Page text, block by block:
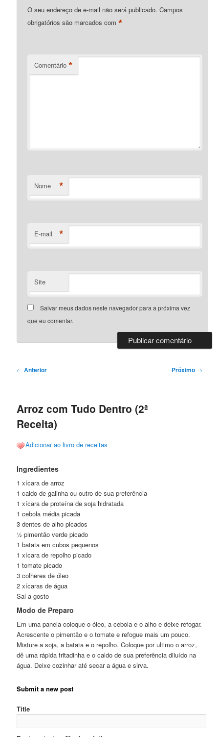
O seu endereço de e-mail não será publicado. Campos
obrigatórios são marcados com*
Comentário *
Nome *
E-mail *
Site
Salvar meus dados neste navegador para a próxima vez
que eu comentar.
Navegação
← Anterior Próximo →
Arroz com Tudo Dentro (2ª
Receita)
Adicionar ao livro de receitas
Ingredientes
1 xícara de arroz
1 caldo de galinha ou outro de sua preferência
1 xícara de proteína de soja hidratada
1 cebola média picada
3 dentes de alho picados
½ pimentão verde picado
1 batata em cubos pequenos
1 xícara de repolho picado
1 tomate picado
3 colheres de óleo
2 xícaras de água
Sal a gosto
Modo de Preparo
Em uma panela coloque o óleo, a cebola e o alho e deixe refogar.
Acrescente o pimentão e o tomate e refogue mais um pouco.
Misture a soja, a batata e o repolho. Coloque por ultimo o arroz,
dê uma rápida fritadinha e o caldo de sua preferência diluído na
água. Deixe cozinhar até secar a água e sirva.
Submit a new post
Title